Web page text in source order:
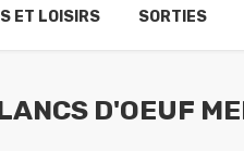
ET LOISIRS SORTIES
D'OEUF